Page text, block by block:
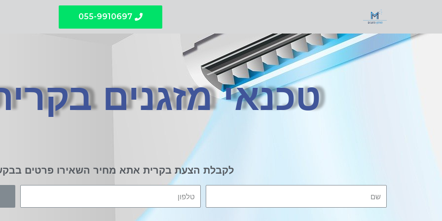
055-9910697
טכנאי מזגנים
לקבלת הצעת בקרית אתא מחיר השאירו פרטים